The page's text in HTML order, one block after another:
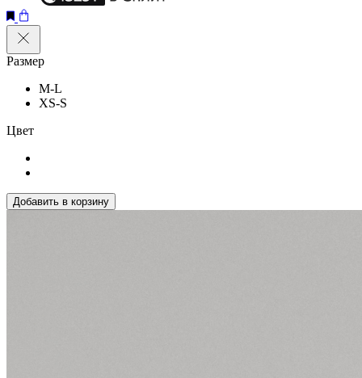
Размер
M-L
XS-S
Цвет
Добавить в корзину